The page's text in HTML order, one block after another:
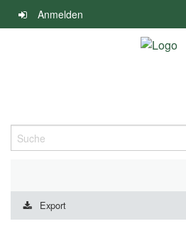
Navigation
überspringen
Anmelden
Suche
DURCHFÜHRUNG UND FINANZIERUNG
Export